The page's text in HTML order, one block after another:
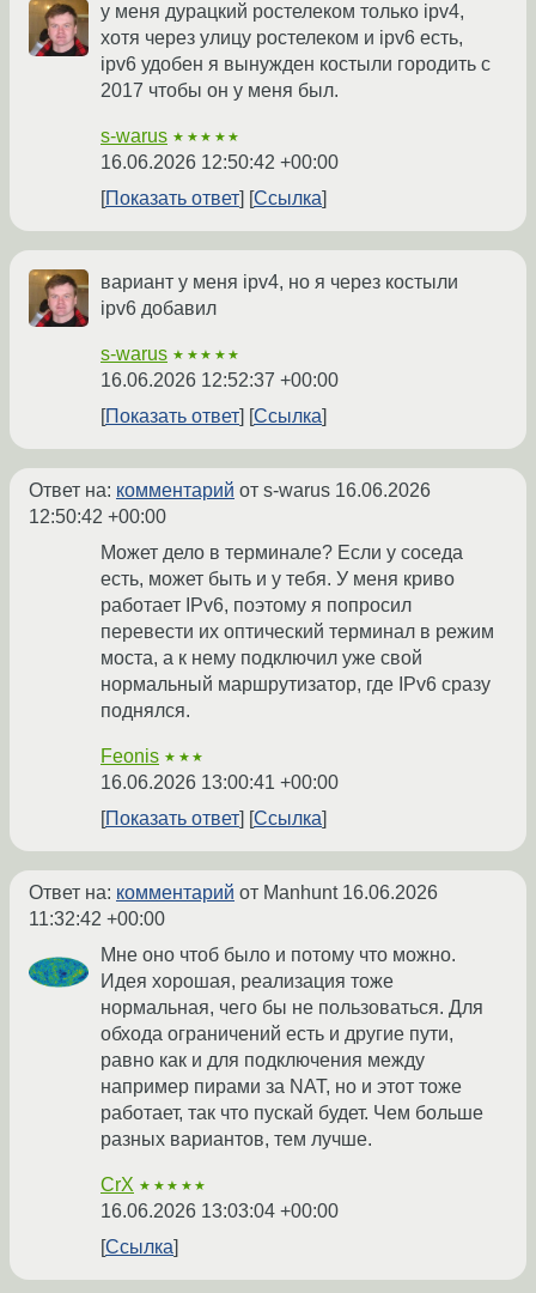
у меня дурацкий ростелеком только ipv4,
хотя через улицу ростелеком и ipv6 есть,
ipv6 удобен я вынужден костыли городить с
2017 чтобы он у меня был.
s-warus ★★★★★
16.06.2026 12:50:42 +00:00
Показать ответ
Ссылка
вариант у меня ipv4, но я через костыли
ipv6 добавил
s-warus ★★★★★
16.06.2026 12:52:37 +00:00
Показать ответ
Ссылка
Ответ на: комментарий от s-warus 16.06.2026
12:50:42 +00:00
Может дело в терминале? Если у соседа
есть, может быть и у тебя. У меня криво
работает IPv6, поэтому я попросил
перевести их оптический терминал в режим
моста, а к нему подключил уже свой
нормальный маршрутизатор, где IPv6 сразу
поднялся.
Feonis ★★★
16.06.2026 13:00:41 +00:00
Показать ответ
Ссылка
Ответ на: комментарий от Manhunt 16.06.2026
11:32:42 +00:00
Мне оно чтоб было и потому что можно.
Идея хорошая, реализация тоже
нормальная, чего бы не пользоваться. Для
обхода ограничений есть и другие пути,
равно как и для подключения между
например пирами за NAT, но и этот тоже
работает, так что пускай будет. Чем больше
разных вариантов, тем лучше.
CrX ★★★★★
16.06.2026 13:03:04 +00:00
Ссылка